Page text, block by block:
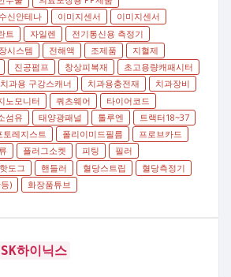
신안테나
이미지센서
이미지센서
트 자일렌
전기통신용 측정기
시스템
전해액 조제품
지혈제
진공펌프 창상피복재
초고용량캐패시터
치과용 구강스캐너 치과용충전재
치과장비
노모니터 쿼츠웨어
타이어코드
섬유 태양광패널 톨루엔
트랙터18~37
토레지스트 폴리이미드필름
프로브카드
플러그소켓 피팅
필러
핫도그 핸들러 혈당스트립
혈당측정기
)
화장품튜브
SK하이닉스